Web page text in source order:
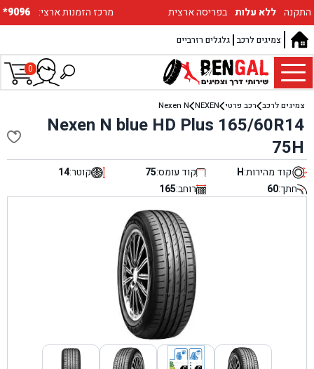
*9096 :מרכז הזמנות ארצי התקנה ללא עלות בפריסה ארצית
גלגלים רזרביים צמיגים לרכב
0
צמיגים לרכב רכב פרטי NEXEN
Nexen N
Nexen N blue HD Plus 165/60R14
75H
קוד מהירות:H קוד עומס:75 קוטר:14
חתך:60 רוחב:165